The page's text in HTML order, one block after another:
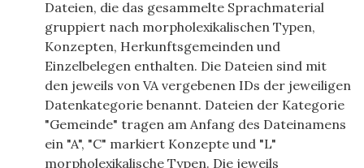
Dateien, die das gesammelte Sprachmaterial
gruppiert nach morpholexikalischen Typen,
Konzepten, Herkunftsgemeinden und
Einzelbelegen enthalten. Die Dateien sind mit
den jeweils von VAvergebenen IDs der jeweiligen
Datenkategorie benannt. Dateien der Kategorie
"Gemeinde" tragen am Anfang des Dateinamens
ein "A", "C" markiert Konzepte und "L"
morpholexikalische Typen. Die jeweils